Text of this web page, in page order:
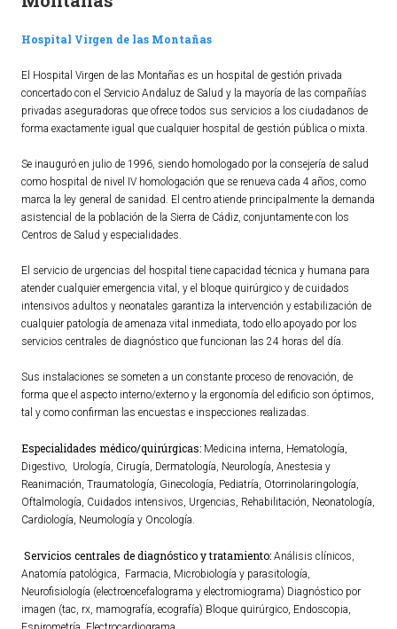
Servicios Municipales
Accesibilidad
SERVICIOS
Educación
Deportes
Centros Sociales y Asistenciales
Transportes
Empleo y Seguridad Social
Seguridad
Servicios Provinciales
Historia
Qué ver
Gastronomía
Dónde dormir
Dónde comer
Hospital Virgen de las Montañas
El Hospital Virgen de las Montañas es un hospital de gestión privada
concertado con el Servicio Andaluz de Salud y la mayoría de las compañías
privadas aseguradoras que ofrece todos sus servicios a los ciudadanos de
forma exactamente igual que cualquier hospital de gestión pública o mixta.
Se inauguró en julio de 1996, siendo homologado por la consejería de salud
como hospital de nivel IV homologación que se renueva cada 4 años, como
marca la ley general de sanidad. El centro atiende principalmente la demanda
asistencial de la población de la Sierra de Cádiz, conjuntamente con los
Centros de Salud y especialidades.
El servicio de urgencias del hospital tiene capacidad técnica y humana para
atender cualquier emergencia vital, y el bloque quirúrgico y de cuidados
intensivos adultos y neonatales garantiza la intervención y estabilización de
cualquier patología de amenaza vital inmediata, todo ello apoyado por los
servicios centrales de diagnóstico que funcionan las 24 horas del día.
Sus instalaciones se someten a un constante proceso de renovación, de
forma que el aspecto interno/externo y la ergonomía del edificio son óptimos,
tal y como confirman las encuestas e inspecciones realizadas.
Especialidades médico/quirúrgicas: Medicina interna, Hematología,
Digestivo, Urología, Cirugía, Dermatología, Neurología, Anestesia y
Reanimación, Traumatología, Ginecología, Pediatría, Otorrinolaringología,
Oftalmología, Cuidados intensivos, Urgencias, Rehabilitación, Neonatología,
Cardiología, Neumología y Oncología.
Servicios centrales de diagnóstico y tratamiento: Análisis clínicos,
Anatomía patológica, Farmacia, Microbiología y parasitología,
Neurofisiología (electroencefalograma y electromiograma) Diagnóstico por
imagen (tac, rx, mamografía, ecografía) Bloque quirúrgico, Endoscopia,